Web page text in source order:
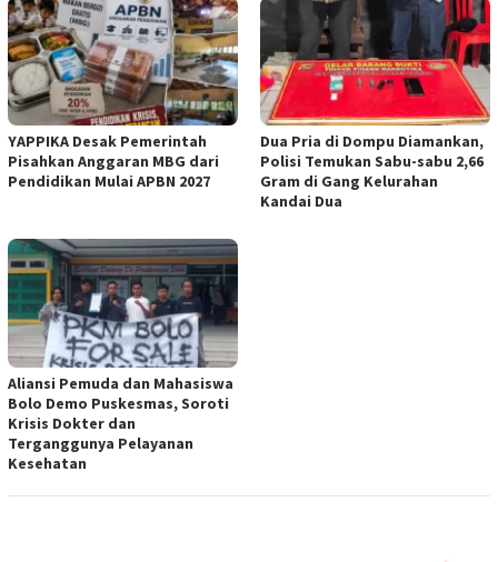
YAPPIKA Desak Pemerintah
Pisahkan Anggaran MBG dari
Pendidikan Mulai APBN 2027
Dua Pria di Dompu Diamankan,
Polisi Temukan Sabu-sabu 2,66
Gram di Gang Kelurahan
Kandai Dua
Aliansi Pemuda dan Mahasiswa
Bolo Demo Puskesmas, Soroti
Krisis Dokter dan
Terganggunya Pelayanan
Kesehatan